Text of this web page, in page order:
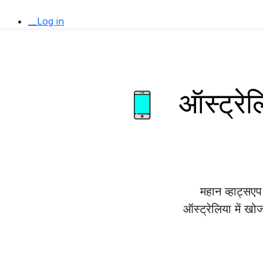
__Log in
महान
ऑस्ट्रेलिया में